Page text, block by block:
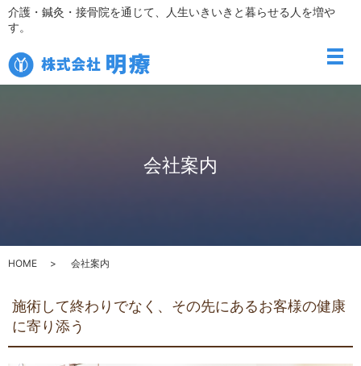
介護・鍼灸・接骨院を通じて、人生いきいきと暮らせる人を増や
す。
メ
会社案内
HOME 会社案内
施術して終わりでなく、その先にあるお客様の健康
に寄り添う